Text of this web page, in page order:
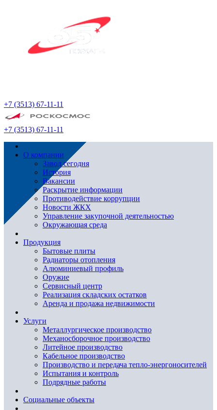
+7 (3513) 67-11-11
+7 (3513) 67-11-11
О компании
Завод сегодня
История
Вакансии
Раскрытие информации
Противодействие коррупции
Новости ЖКХ
Управление закупочной деятельностью
Окружающая среда
Продукция
Бытовые плиты
Радиаторы отопления
Алюминиевый профиль
Оружие
Сервисный центр
Реализация складских остатков
Аренда и продажа недвижимости
Услуги
Металлургическое производство
Механосборочное производство
Литейное производство
Кабельное производство
Производство и передача тепло-энергоносителей
Испытания и контроль
Подрядные работы
Социальные объекты